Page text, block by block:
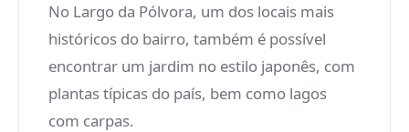
No Largo da Pólvora, um dos locais mais
históricos do bairro, também é possível
encontrar um jardim no estilo japonês, com
plantas típicas do país, bem como lagos
com carpas.